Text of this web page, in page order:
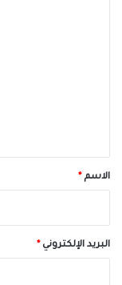
*الاسم*
البريد الإلكتروني*